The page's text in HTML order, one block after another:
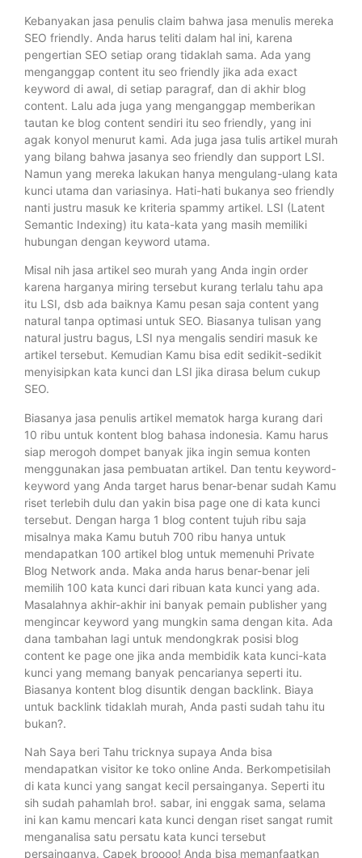
Kebanyakan jasa penulis claim bahwa jasa menulis mereka
SEO friendly. Anda harus teliti dalam hal ini, karena
pengertian SEO setiap orang tidaklah sama. Ada yang
menganggap content itu seo friendly jika ada exact
keyword di awal, di setiap paragraf, dan di akhir blog
content. Lalu ada juga yang menganggap memberikan
tautan ke blog content sendiri itu seo friendly, yang ini
agak konyol menurut kami. Ada juga jasa tulis artikel murah
yang bilang bahwa jasanya seo friendly dan support LSI.
Namun yang mereka lakukan hanya mengulang-ulang kata
kunci utama dan variasinya. Hati-hati bukanya seo friendly
nanti justru masuk ke kriteria spammy artikel. LSI (Latent
Semantic Indexing) itu kata-kata yang masih memiliki
hubungan dengan keyword utama.
Misal nih jasa artikel seo murah yang Anda ingin order
karena harganya miring tersebut kurang terlalu tahu apa
itu LSI, dsb ada baiknya Kamu pesan saja content yang
natural tanpa optimasi untuk SEO. Biasanya tulisan yang
natural justru bagus, LSI nya mengalis sendiri masuk ke
artikel tersebut. Kemudian Kamu bisa edit sedikit-sedikit
menyisipkan kata kunci dan LSI jika dirasa belum cukup
SEO.
Biasanya jasa penulis artikel mematok harga kurang dari
10 ribu untuk kontent blog bahasa indonesia. Kamu harus
siap merogoh dompet banyak jika ingin semua konten
menggunakan jasa pembuatan artikel. Dan tentu keyword-
keyword yang Anda target harus benar-benar sudah Kamu
riset terlebih dulu dan yakin bisa page one di kata kunci
tersebut. Dengan harga 1 blog content tujuh ribu saja
misalnya maka Kamu butuh 700 ribu hanya untuk
mendapatkan 100 artikel blog untuk memenuhi Private
Blog Network anda. Maka anda harus benar-benar jeli
memilih 100 kata kunci dari ribuan kata kunci yang ada.
Masalahnya akhir-akhir ini banyak pemain publisher yang
mengincar keyword yang mungkin sama dengan kita. Ada
dana tambahan lagi untuk mendongkrak posisi blog
content ke page one jika anda membidik kata kunci-kata
kunci yang memang banyak pencarianya seperti itu.
Biasanya kontent blog disuntik dengan backlink. Biaya
untuk backlink tidaklah murah, Anda pasti sudah tahu itu
bukan?.
Nah Saya beri Tahu tricknya supaya Anda bisa
mendapatkan visitor ke toko online Anda. Berkompetisilah
di kata kunci yang sangat kecil persainganya. Seperti itu
sih sudah pahamlah bro!. sabar, ini enggak sama, selama
ini kan kamu mencari kata kunci dengan riset sangat rumit
menganalisa satu persatu kata kunci tersebut
persainganya. Capek broooo! Anda bisa memanfaatkan